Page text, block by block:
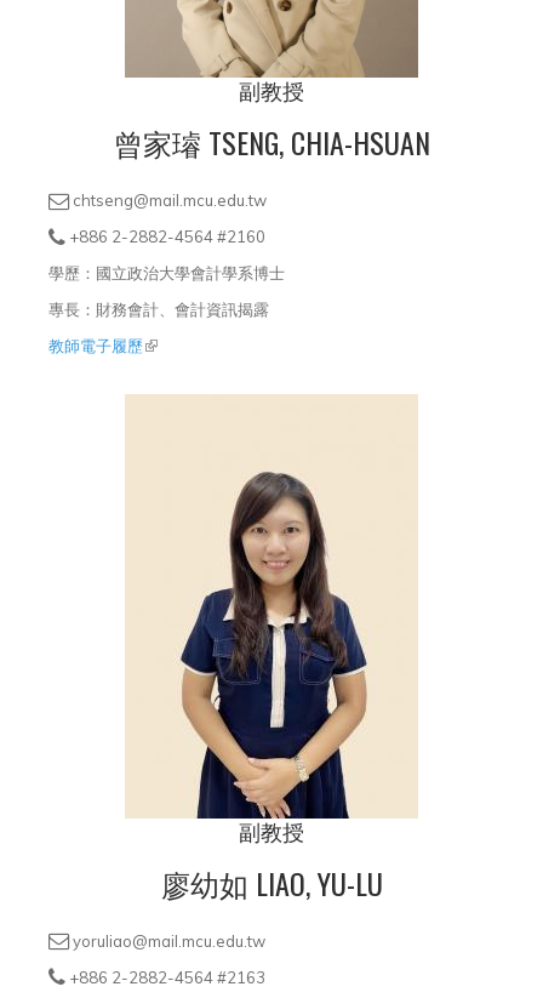
副教授
曾家璿 TSENG, CHIA-HSUAN
chtseng@mail.mcu.edu.tw
+886 2-2882-4564 #2160
學歷：國立政治大學會計學系博士
專長：財務會計、會計資訊揭露
教師電子履歷(link is external)
副教授
廖幼如 LIAO, YU-LU
yoruliao@mail.mcu.edu.tw
+886 2-2882-4564 #2163